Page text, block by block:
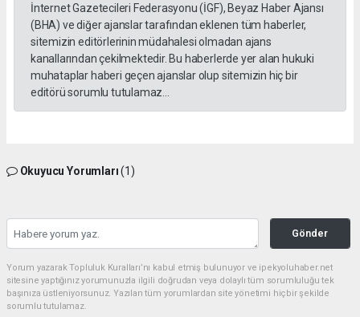
İnternet Gazetecileri Federasyonu (İGF), Beyaz Haber Ajansı
(BHA) ve diğer ajanslar tarafından eklenen tüm haberler,
sitemizin editörlerinin müdahalesi olmadan ajans
kanallarından çekilmektedir. Bu haberlerde yer alan hukuki
muhataplar haberi geçen ajanslar olup sitemizin hiç bir
editörü sorumlu tutulamaz...
Okuyucu Yorumları(1)
Gönder
Yorum yazarak Topluluk Kuralları’nı kabul etmiş bulunuyor ve ipekyoluhaber.net
sitesine yaptığınız yorumunuzla ilgili doğrudan veya dolaylı tüm sorumluluğu tek
başınıza üstleniyorsunuz. Yazılan tüm yorumlardan site yönetimi hiçbir şekilde
sorumlu tutulamaz.